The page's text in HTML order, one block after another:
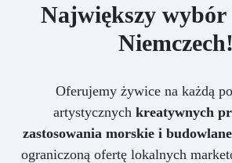
Największy wybór
Niemczech!
Oferujemy żywice na każdą
artystycznych kreatywnych
zastosowania morskie i budowlane
ograniczoną ofertę lokalnych